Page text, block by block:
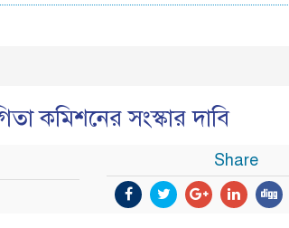
কমিশনের সংস্কার দাবি
Share